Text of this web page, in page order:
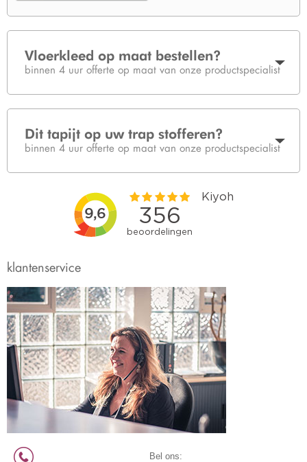
Vloerkleed op maat bestellen?
binnen 4 uur offerte op maat van onze productspecialist
Dit tapijt op uw trap stofferen?
binnen 4 uur offerte op maat van onze productspecialist
klantenservice
Bel ons: